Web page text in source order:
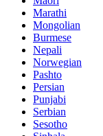
Marathi
Mongolian
Burmese
Nepali
Norwegian
Pashto
Persian
Punjabi
Serbian
Sesotho